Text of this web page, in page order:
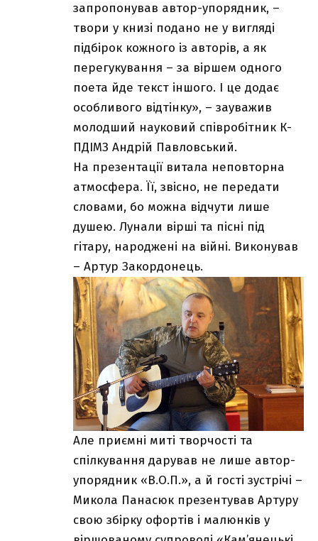
запропонував автор-упорядник, –
твори у книзі подано не у вигляді
підбірок кожного із авторів, а як
перегукування – за віршем одного
поета йде текст іншого. І це додає
особливого відтінку», – зауважив
молодший науковий співробітник К-
ПДІМЗ Андрій Павловський.
На презентації витала неповторна
атмосфера. Її, звісно, не передати
словами, бо можна відчути лише
душею. Лунали вірші та пісні під
гітару, народжені на війні. Виконував
– Артур Закордонець.
Але приємні миті творчості та
спілкування дарував не лише автор-
упорядник «В.О.П.», а й гості зустрічі –
Микола Панасюк презентував Артуру
свою збірку офортів і малюнків у